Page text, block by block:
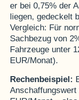
er bei 0,75% der
liegen, gedeckelt
Vergleich: Für
Sachbezug von
Fahrzeuge unter
EUR/Monat).
Rechenbeispiel: